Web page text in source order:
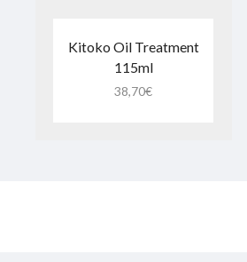
Kitoko Oil Treatment
115ml
38,70€